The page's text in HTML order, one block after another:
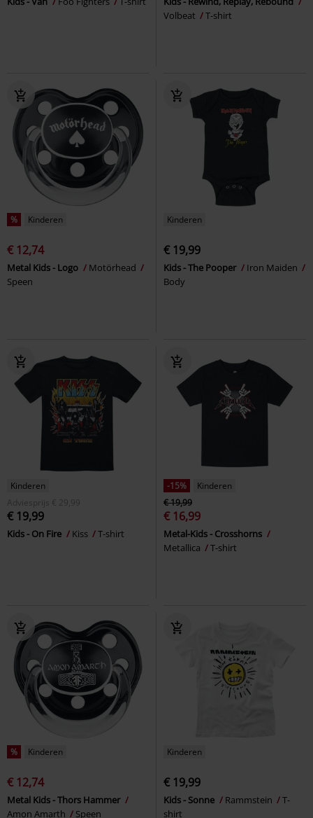
Volbeat
T-shirt
% Kinderen
€ 12,74
Metal Kids - Logo
Motörhead
Speen
Kinderen
€ 19,99
Kids - The Pooper
Iron Maiden
Body
Kinderen
Adviesprijs
€ 29,99
€ 19,99
Kids - On Fire Kiss T-shirt
-15%
Kinderen
€ 19,99
€ 16,99
Metal-Kids - Crosshorns
Metallica
T-shirt
% Kinderen
€ 12,74
Metal Kids - Thors Hammer
Amon Amarth
Speen
Kinderen
€ 19,99
Kids - Sonne Rammstein
T-
shirt